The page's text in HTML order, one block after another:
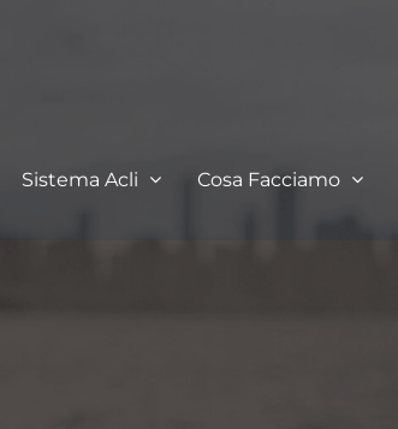
Sistema Acli Cosa Facciamo